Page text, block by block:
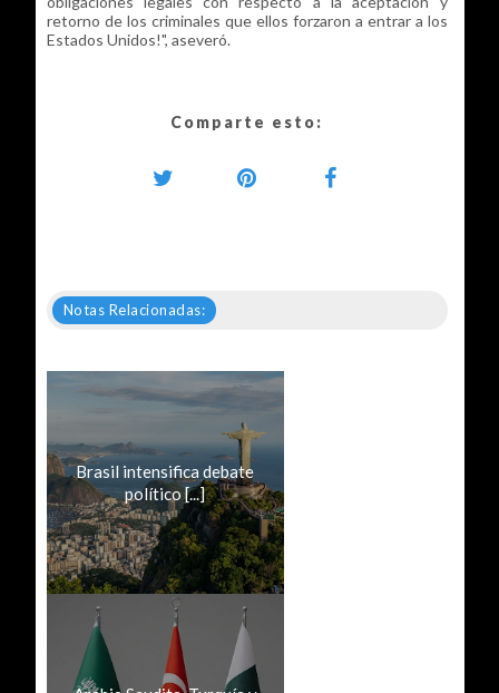
retorno de los criminales que ellos forzaron a entrar a los
Estados Unidos!", aseveró.
Comparte esto:
Notas Relacionadas:
Brasil intensifica debate
político [...]